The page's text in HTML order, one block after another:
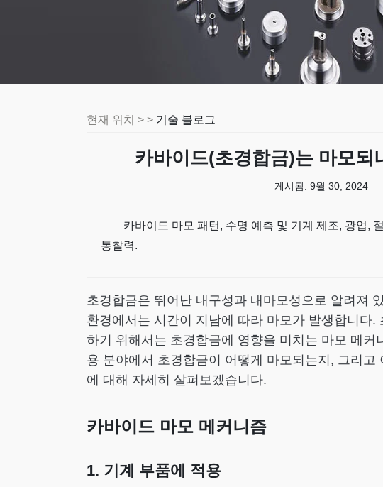
현재 위치 > > 기술 블로그
카바이드(초경합금)는 마모되
게시됨: 9월 30, 2024
카바이드 마모 패턴, 수명 예측 및 기계 제조, 광업,
통찰력.
초경합금은 뛰어난 내구성과 내마모성으로 알려져
환경에서는 시간이 지남에 따라 마모가 발생합니다
하기 위해서는 초경합금에 영향을 미치는 마모 메
용 분야에서 초경합금이 어떻게 마모되는지, 그리
에 대해 자세히 살펴보겠습니다.
카바이드 마모 메커니즘
1. 기계 부품에 적용